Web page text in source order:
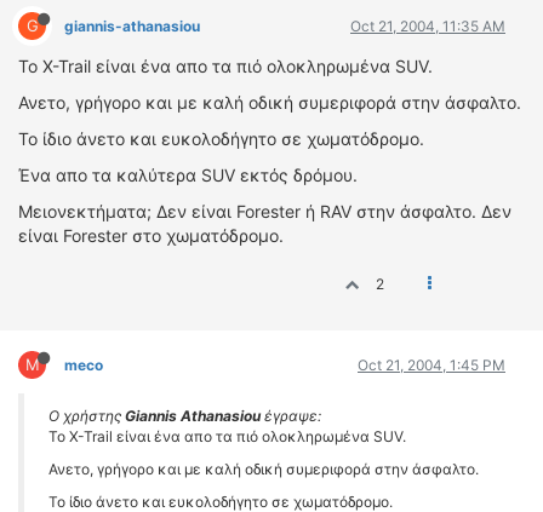
G giannis-athanasiou Oct 21, 2004, 11:35 AM
To X-Trail είναι ένα απο τα πιό ολοκληρωμένα SUV.
Ανετο, γρήγορο και με καλή οδική συμεριφορά στην άσφαλτο.
Το ίδιο άνετο και ευκολοδήγητο σε χωματόδρομο.
Ένα απο τα καλύτερα SUV εκτός δρόμου.
Μειονεκτήματα; Δεν είναι Forester ή RAV στην άσφαλτο. Δεν
είναι Forester στο χωματόδρομο.
2
M meco Oct 21, 2004, 1:45 PM
Ο χρήστης Giannis Athanasiouέγραψε:
To X-Trail είναι ένα απο τα πιό ολοκληρωμένα SUV.
Ανετο, γρήγορο και με καλή οδική συμεριφορά στην άσφαλτο.
Το ίδιο άνετο και ευκολοδήγητο σε χωματόδρομο.